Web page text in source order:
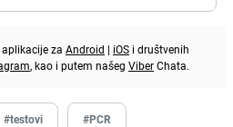
za Android | iOS i društvenih
, kao i putem našeg ViberChata.
#testovi #PCR